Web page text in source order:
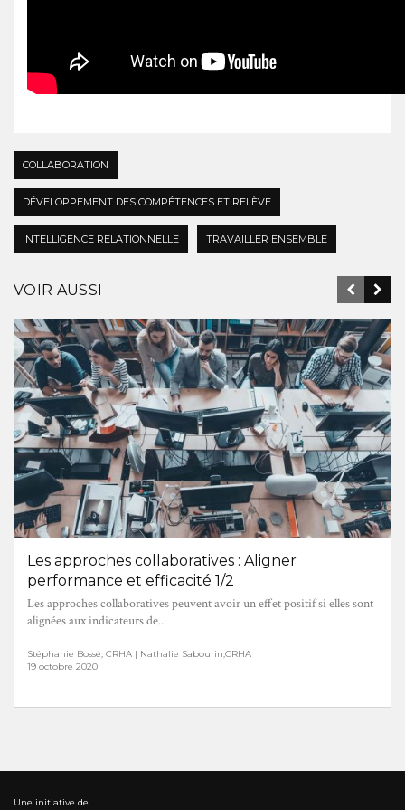
COLLABORATION
DÉVELOPPEMENT DES COMPÉTENCES ET RELÈVE
INTELLIGENCE RELATIONNELLE TRAVAILLER ENSEMBLE
VOIR AUSSI
Les approches collaboratives : Aligner
performance et efficacité 1/2
Les approches collaboratives peuvent avoir un effet positif si elles sont
alignées aux indicateurs de...
Stéphanie Bossé, CRHA | Nathalie Sabourin,CRHA
19 octobre 2020
Une initiative de